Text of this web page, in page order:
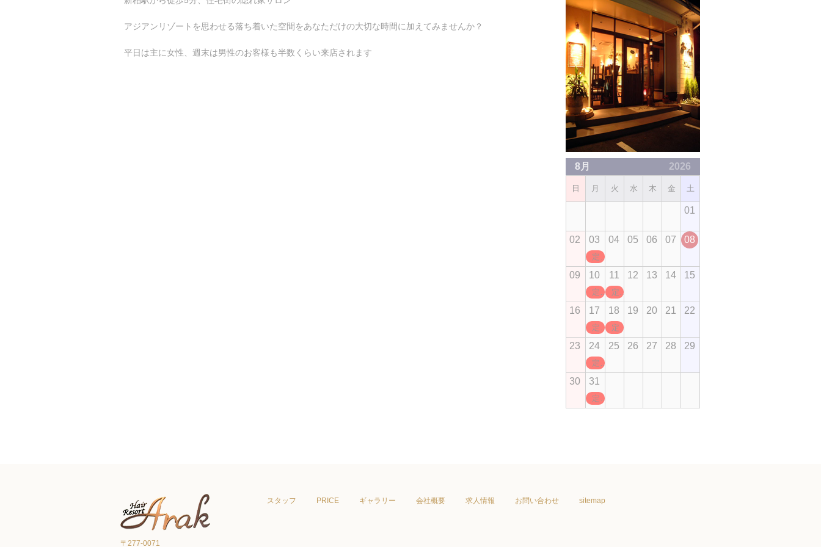
アジアンリゾートを思わせる落ち着いた空間をあなただけの大切な時間に加えてみませんか？
平日は主に女性、週末は男性のお客様も半数くらい来店されます
8月 2026
日 月 火 水 木 金 土
01
02 03
定休日
04 05 06 07 08
09 10
定休日
11
定休日
12 13 14 15
16 17
定休日
18
定休日
19 20 21 22
23 24
定休日
25 26 27 28 29
30 31
定休日
〒277-0071
スタッフ PRICE ギャラリー 会社概要 求人情報 お問い合わせ sitemap